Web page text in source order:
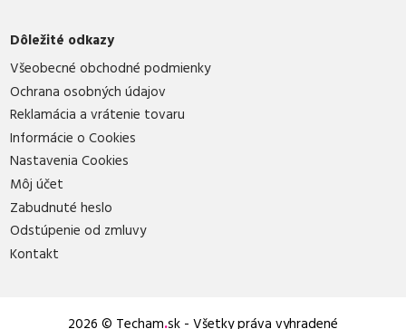
Dôležité odkazy
Všeobecné obchodné podmienky
Ochrana osobných údajov
Reklamácia a vrátenie tovaru
Informácie o Cookies
Nastavenia Cookies
Môj účet
Zabudnuté heslo
Odstúpenie od zmluvy
Kontakt
2026 © Techam.sk - Všetky práva vyhradené